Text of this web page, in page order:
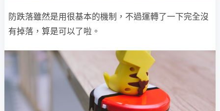
防跌落雖然是用很基本的機制，不過運轉了一下完全沒
有掉落，算是可以了啦。